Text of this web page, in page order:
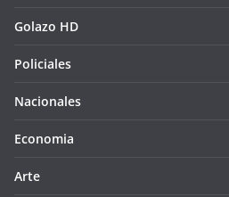
Golazo HD
Policiales
Nacionales
Economia
Arte